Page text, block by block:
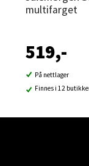
multifarget
519,-
På nettlager
Finnes i 12
Strangata